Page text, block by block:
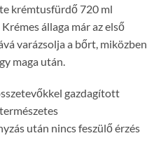
krémtusfürdő 720 ml
állaga már az első
varázsolja a bőrt, miközben
maga után.
gazdagított
után nincs feszülő érzés